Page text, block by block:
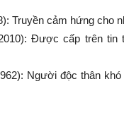
Truyền cảm hứng cho
Được cấp trên tin
Người độc thân